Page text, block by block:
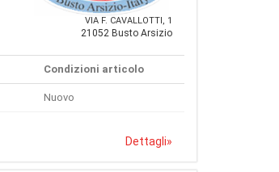
VIA F. CAVALLOTTI, 1
21052 Busto Arsizio
Condizioni articolo
Nuovo
Dettagli»